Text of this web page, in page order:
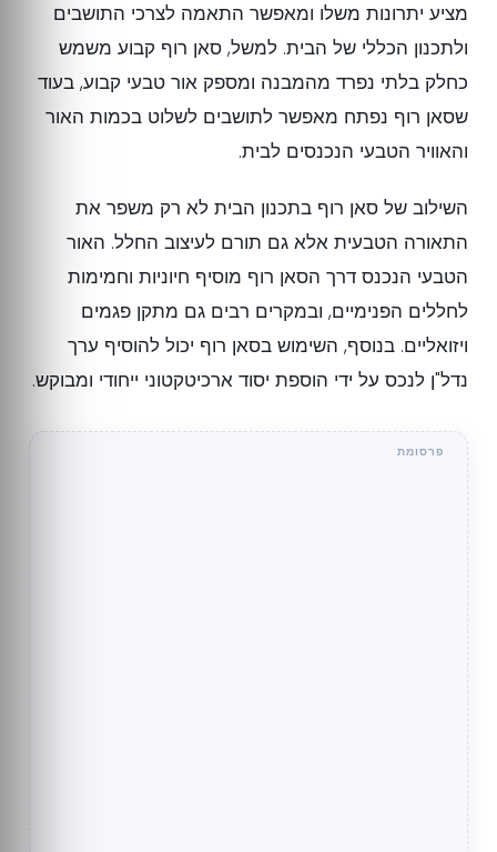
מציע יתרונות משלו ומאפשר התאמה לצרכי התושבים
ולתכנון הכללי של הבית. למשל, סאן רוף קבוע משמש
כחלק בלתי נפרד מהמבנה ומספק אור טבעי קבוע, בעוד
שסאן רוף נפתח מאפשר לתושבים לשלוט בכמות האור
והאוויר הטבעי הנכנסים לבית.
השילוב של סאן רוף בתכנון הבית לא רק משפר את
התאורה הטבעית אלא גם תורם לעיצוב החלל. האור
הטבעי הנכנס דרך הסאן רוף מוסיף חיוניות וחמימות
לחללים הפנימיים, ובמקרים רבים גם מתקן פגמים
ויזואליים. בנוסף, השימוש בסאן רוף יכול להוסיף ערך
נדל"ן לנכס על ידי הוספת יסוד ארכיטקטוני ייחודי ומבוקש.